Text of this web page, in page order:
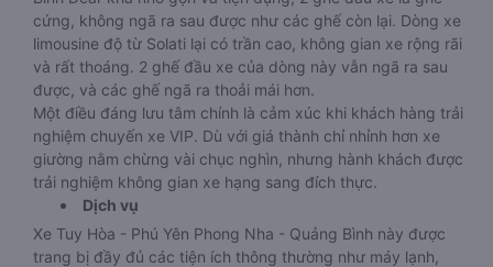
cứng, không ngã ra sau được như các ghế còn lại. Dòng xe
limousine độ từ Solati lại có trần cao, không gian xe rộng rãi
và rất thoáng. 2 ghế đầu xe của dòng này vẫn ngã ra sau
được, và các ghế ngã ra thoải mái hơn.
Một điều đáng lưu tâm chính là cảm xúc khi khách hàng trải
nghiệm chuyến xe VIP. Dù với giá thành chỉ nhỉnh hơn xe
giường nằm chừng vài chục nghìn, nhưng hành khách được
trải nghiệm không gian xe hạng sang đích thực.
Dịch vụ
Xe Tuy Hòa - Phú Yên Phong Nha - Quảng Bình này được
trang bị đầy đủ các tiện ích thông thường như máy lạnh,